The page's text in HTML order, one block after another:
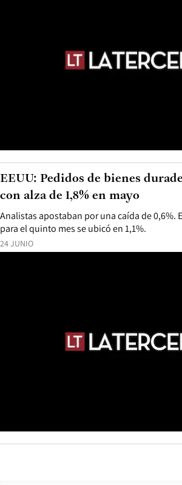
24 JUNIO
Analistas apostaban por una caída de 0,6%.
para el quinto mes se ubicó en 1,1%.
EEUU: Pedidos de bienes
con alza de 1,8% en mayo